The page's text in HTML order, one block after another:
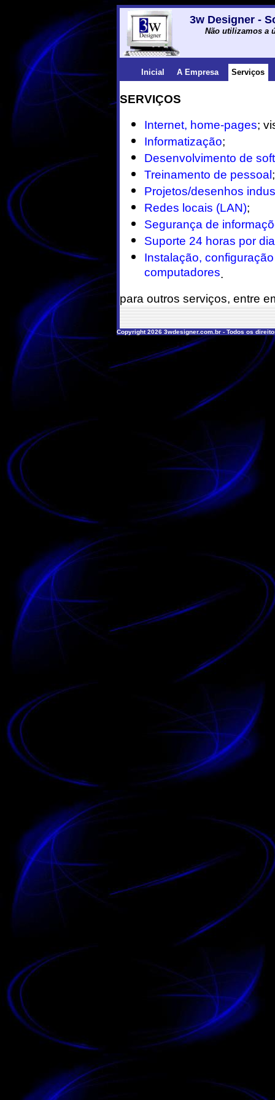
3w Designer -
Não utilizamos a
Inicial A Empresa Serviços
SERVIÇOS
Internet, home-pages;
Informatização;
Desenvolvimento de
Treinamento de pessoal;
Projetos/desenhos
Redes locais (LAN);
Segurança de
Suporte 24 horas por
Instalação,
computadores.
para outros serviços, entre
Copyright 2026 3wdesigner.com.br - Todos os